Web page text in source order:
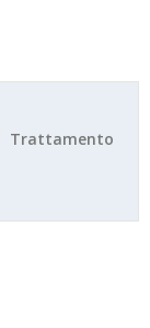
Trattamento